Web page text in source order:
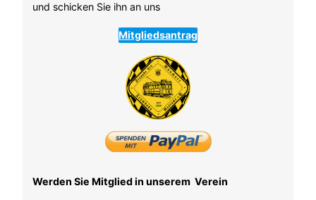
und schicken Sie ihn an uns
Mitgliedsantrag
Werden Sie Mitglied in unserem Verein